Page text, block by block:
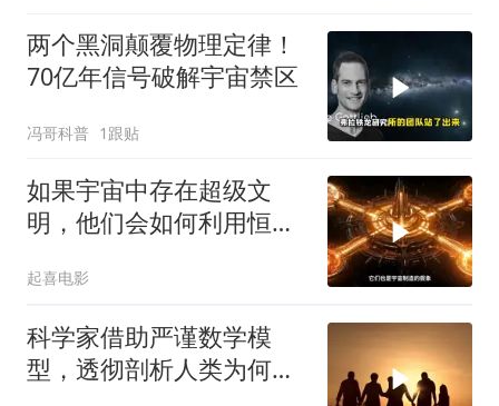
两个黑洞颠覆物理定律！
70亿年信号破解宇宙禁区
冯哥科普 1跟贴
如果宇宙中存在超级文
明，他们会如何利用恒
起喜电影
科学家借助严谨数学模
型，透彻剖析人类为何始